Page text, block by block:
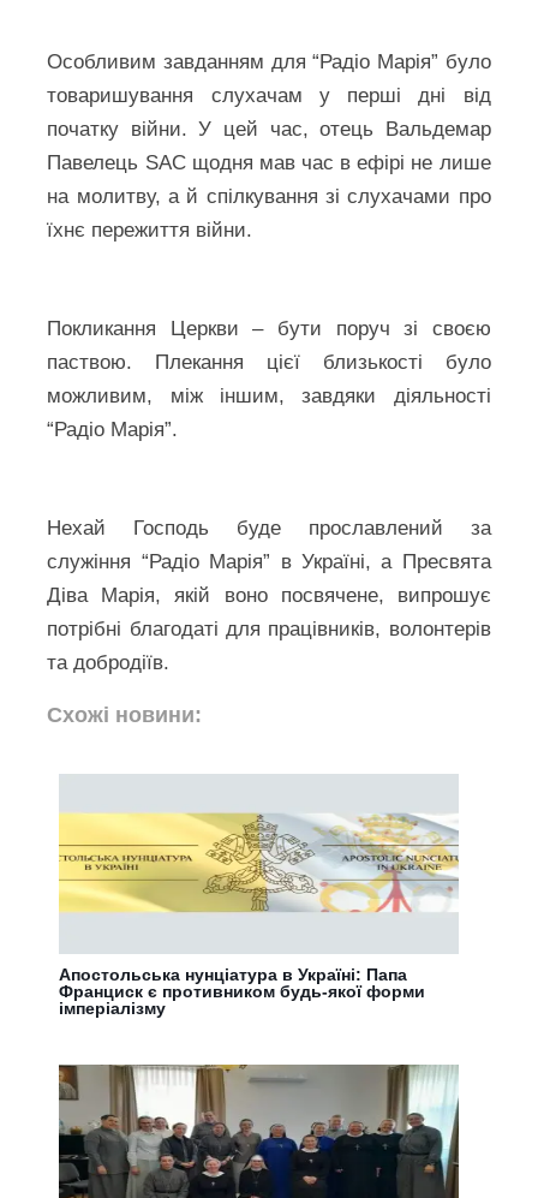
Особливим завданням для “Радіо Марія” було
товаришування слухачам у перші дні від
початку війни. У цей час, отець Вальдемар
Павелець SAC щодня мав час в ефірі не лише
на молитву, а й спілкування зі слухачами про
їхнє пережиття війни.
Покликання Церкви – бути поруч зі своєю
паствою. Плекання цієї близькості було
можливим, між іншим, завдяки діяльності
“Радіо Марія”.
Нехай Господь буде прославлений за
служіння “Радіо Марія” в Україні, а Пресвята
Діва Марія, якій воно посвячене, випрошує
потрібні благодаті для працівників, волонтерів
та добродіїв.
Схожі новини:
Апостольська нунціатура в Україні: Папа
Франциск є противником будь-якої форми
імперіалізму